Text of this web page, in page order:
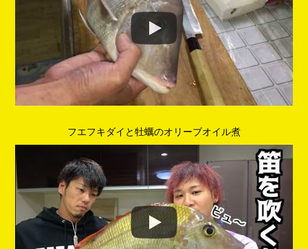
フエフキダイと牡蠣のオリーブオイル煮